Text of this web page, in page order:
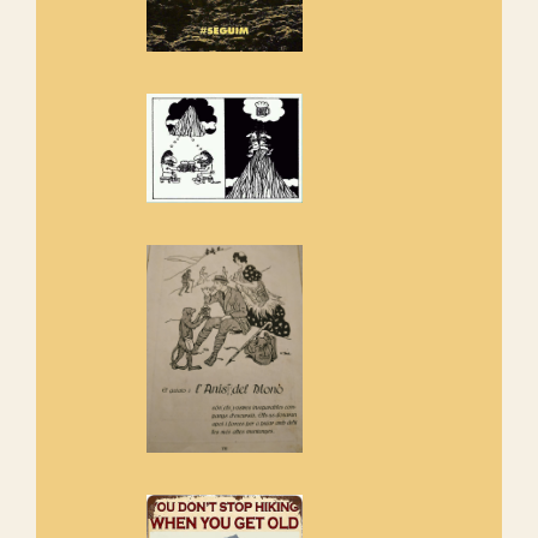
Els Centpeus estem implicats
amb la recuperació del refugi i